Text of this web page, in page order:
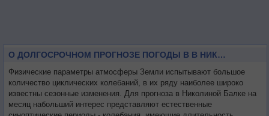
О ДОЛГОСРОЧНОМ ПРОГНОЗЕ ПОГОДЫ В В НИКОЛИНОЙ БАЛКЕ НА МЕСЯЦ
Физические параметры атмосферы Земли испытывают большое
количество циклических колебаний, в их ряду наиболее широко
известны сезонные изменения. Для прогноза в Николиной Балке на
месяц набольший интерес представляют естественные